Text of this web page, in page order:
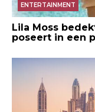
ENTERTAINMENT
Lila Moss
poseert in een